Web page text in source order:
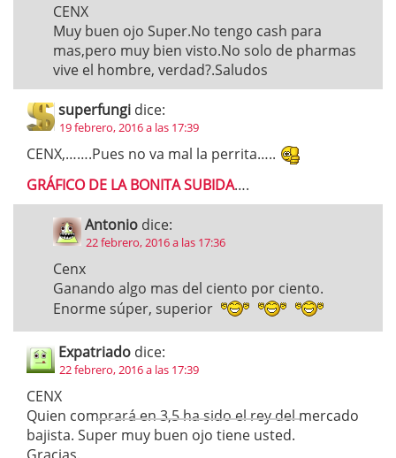
CENX
Muy buen ojo Super.No tengo cash para
mas,pero muy bien visto.No solo de pharmas
vive el hombre, verdad?.Saludos
superfungi dice:
19 febrero, 2016 a las 17:39
CENX,…….Pues no va mal la perrita…..
GRÁFICO DE LA BONITA SUBIDA….
Antonio dice:
22 febrero, 2016 a las 17:36
Cenx
Ganando algo mas del ciento por ciento.
Enorme súper, superior
Expatriado dice:
22 febrero, 2016 a las 17:39
CENX
Quien comprará en 3,5 ha sido el rey del mercado
bajista. Super muy buen ojo tiene usted.